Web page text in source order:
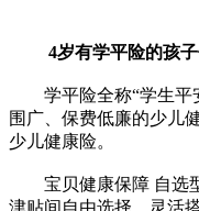
4岁有学平险的孩
学平险全称“学生平安
围广、保费低廉的少儿
少儿健康险。
宝贝健康保障 自选型
津贴间自由选择，灵活